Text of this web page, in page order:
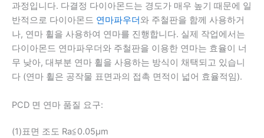
과정입니다. 다결정 다이아몬드는 경도가 매우 높기 때문에 일
반적으로 다이아몬드 연마파우더와 주철판을 함께 사용하거
나, 연마 휠을 사용하여 연마를 진행합니다. 실제 작업에서는
다이아몬드 연마파우더와 주철판을 이용한 연마는 효율이 너
무 낮아, 대부분 연마 휠을 사용하는 방식이 채택되고 있습니
다 (연마 휠은 공작물 표면과의 접촉 면적이 넓어 효율적임).
PCD 면 연마 품질 요구:
(1)표면 조도 Ra≦0.05μm